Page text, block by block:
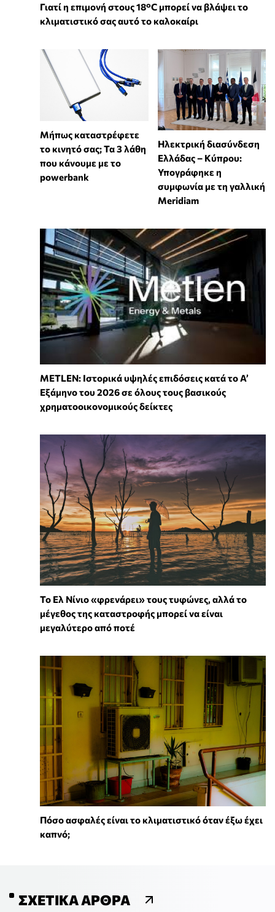
Γιατί η επιμονή στους 18°C μπορεί να βλάψει το
κλιματιστικό σας αυτό το καλοκαίρι
Μήπως καταστρέφετε
το κινητό σας; Τα 3 λάθη
που κάνουμε με το
powerbank
Ηλεκτρική διασύνδεση
Ελλάδας – Κύπρου:
Υπογράφηκε η
συμφωνία με τη γαλλική
Meridiam
METLEN: Ιστορικά υψηλές επιδόσεις κατά το Α’
Εξάμηνο του 2026 σε όλους τους βασικούς
χρηματοοικονομικούς δείκτες
Το Ελ Νίνιο «φρενάρει» τους τυφώνες, αλλά το
μέγεθος της καταστροφής μπορεί να είναι
μεγαλύτερο από ποτέ
Πόσο ασφαλές είναι το κλιματιστικό όταν έξω έχει
καπνό;
ΣΧΕΤΙΚΆ ΆΡΘΡΑ